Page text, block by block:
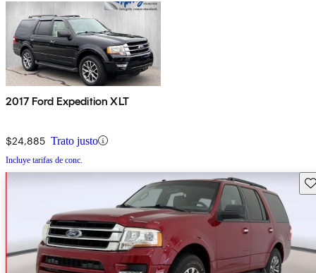
2017 Ford Expedition XLT
$24,885 Trato justo
Incluye tarifas de conc.